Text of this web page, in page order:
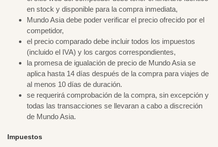
en stock y disponible para la compra inmediata,
Mundo Asia debe poder verificar el precio ofrecido por el
competidor,
el precio comparado debe incluir todos los impuestos
(incluido el IVA) y los cargos correspondientes,
la promesa de igualación de precio de Mundo Asia se
aplica hasta 14 días después de la compra para viajes de
al menos 10 días de duración.
se requerirá comprobación de la compra, sin excepción y
todas las transacciones se llevaran a cabo a discreción
de Mundo Asia.
Impuestos